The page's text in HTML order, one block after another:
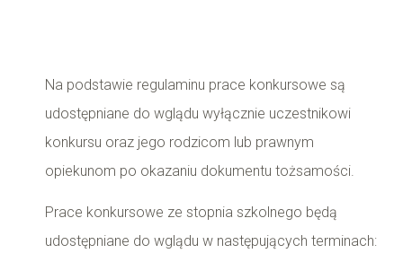
Na podstawie regulaminu prace konkursowe są
udostępniane do wglądu wyłącznie uczestnikowi
konkursu oraz jego rodzicom lub prawnym
opiekunom po okazaniu dokumentu tożsamości.
Prace konkursowe ze stopnia szkolnego będą
udostępniane do wglądu w następujących terminach: